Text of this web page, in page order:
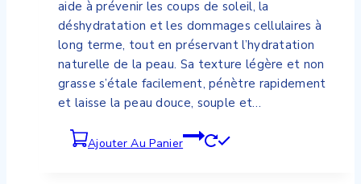
aide à prévenir les coups de soleil, la
déshydratation et les dommages cellulaires à
long terme, tout en préservant l’hydratation
naturelle de la peau. Sa texture légère et non
grasse s’étale facilement, pénètre rapidement
et laisse la peau douce, souple et…
Ajouter Au Panier